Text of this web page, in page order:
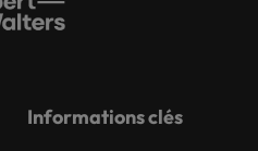
Informations clés